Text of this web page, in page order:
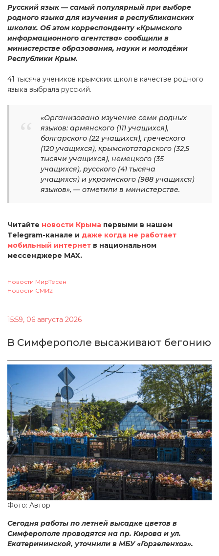
Русский язык — самый популярный при выборе
родного языка для изучения в республиканских
школах. Об этом корреспонденту «Крымского
информационного агентства» сообщили в
министерстве образования, науки и молодёжи
Республики Крым.
41 тысяча учеников крымских школ в качестве родного
языка выбрала русский.
«Организовано изучение семи родных
языков: армянского (111 учащихся),
болгарского (22 учащихся), греческого
(120 учащихся), крымскотатарского (32,5
тысячи учащихся), немецкого (35
учащихся), русского (41 тысяча
учащихся) и украинского (988 учащихся)
языков», — отметили в министерстве.
Читайте новости Крыма первыми в нашем
Telegram-канале и даже когда не работает
мобильный интернет в национальном
мессенджере MAX.
Новости МирТесен
Новости СМИ2
15:59, 06 августа 2026
В Симферополе высаживают бегонию
Фото: Автор
Сегодня работы по летней высадке цветов в
Симферополе проводятся на пр. Кирова и ул.
Екатерининской, уточнили в МБУ «Горзеленхоз».